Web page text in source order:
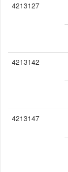
4213127
4213142
4213147